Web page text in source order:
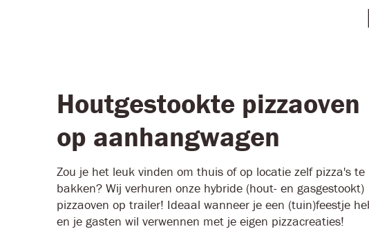
Houtgestookte pizzaoven
op aanhangwagen
Zou je het leuk vinden om thuis of op locatie zelf pizza's te
bakken? Wij verhuren onze hybride (hout- en gasgestookt)
pizzaoven op trailer! Ideaal wanneer je een (tuin)feestje
en je gasten wil verwennen met je eigen pizzacreaties!